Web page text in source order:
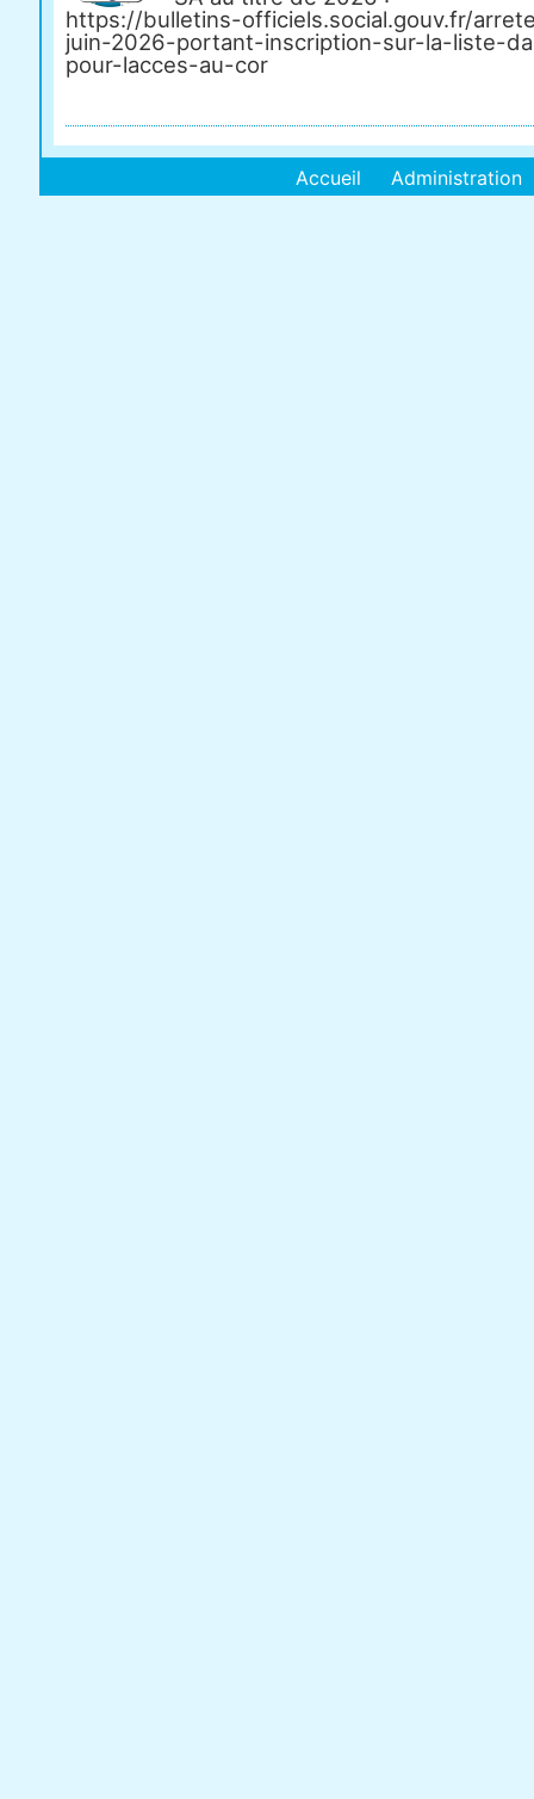
https://bulletins-officiels.social.gouv.fr/
juin-2026-portant-inscription-sur-la-liste-
pour-lacces-au-cor
Accueil Administration